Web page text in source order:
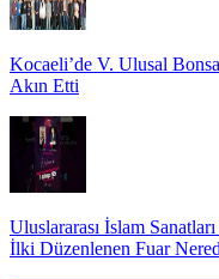
Kocaeli’de V. Ulusal
Akın Etti
Uluslararası İslam
İlki Düzenlenen Fuar